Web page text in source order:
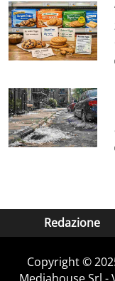
Redazione
Copyright ©
Mediahouse Srl -